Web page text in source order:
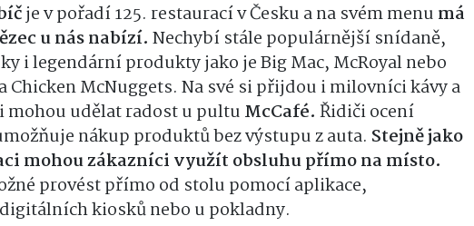
je v pořadí 125. restaurací v Česku a na svém menu má
u nás nabízí.Nechybí stále populárnější snídaně,
i legendární produkty jako je Big Mac, McRoyal nebo
Chicken McNuggets. Na své si přijdou i milovníci kávy a
udělat radost u pultu McCafé. Řidiči ocení
nákup produktů bez výstupu z auta. Stejně jako
mohou zákazníci využít obsluhu přímo na místo.
provést přímo od stolu pomocí aplikace,
kiosků nebo u pokladny.